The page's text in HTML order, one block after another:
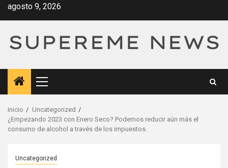
Saltar
agosto 9, 2026
Menú
principal
Inicio
Uncategorized
¿Empezando 2023 con Enero Seco? Podemos reducir aún más el
consumo de alcohol a través de los impuestos.
Uncategorized